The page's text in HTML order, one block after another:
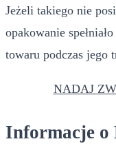
Jeżeli takiego nie
opakowanie
towaru podczas jego
NADAJ
Informacje o